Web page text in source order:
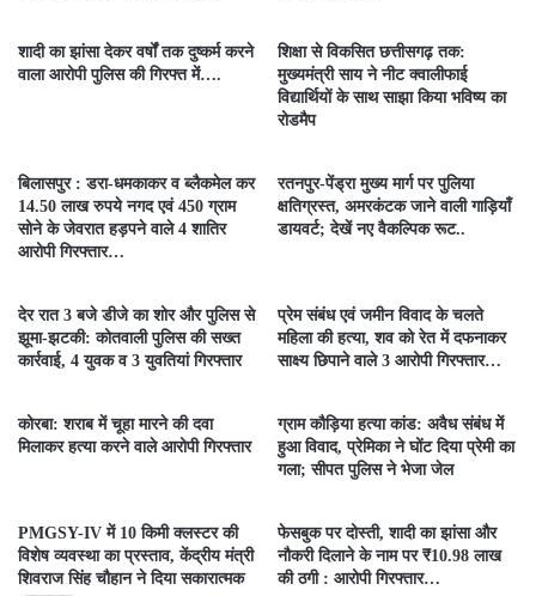
शादी का झांसा देकर वर्षों तक दुष्कर्म करने
वाला आरोपी पुलिस की गिरफ्त में….
शिक्षा से विकसित छत्तीसगढ़ तक:
मुख्यमंत्री साय ने नीट क्वालीफाई
विद्यार्थियों के साथ साझा किया भविष्य का
रोडमैप
बिलासपुर : डरा-धमकाकर व ब्लैकमेल कर
14.50 लाख रुपये नगद एवं 450 ग्राम
सोने के जेवरात हड़पने वाले 4 शातिर
आरोपी गिरफ्तार…
रतनपुर-पेंड्रा मुख्य मार्ग पर पुलिया
क्षतिग्रस्त, अमरकंटक जाने वाली गाड़ियाँ
डायवर्ट; देखें नए वैकल्पिक रूट..
देर रात 3 बजे डीजे का शोर और पुलिस से
झूमा-झटकी: कोतवाली पुलिस की सख्त
कार्रवाई, 4 युवक व 3 युवतियां गिरफ्तार
प्रेम संबंध एवं जमीन विवाद के चलते
महिला की हत्या, शव को रेत में दफनाकर
साक्ष्य छिपाने वाले 3 आरोपी गिरफ्तार…
कोरबा: शराब में चूहा मारने की दवा
मिलाकर हत्या करने वाले आरोपी गिरफ्तार
ग्राम कौड़िया हत्या कांड: अवैध संबंध में
हुआ विवाद, प्रेमिका ने घोंट दिया प्रेमी का
गला; सीपत पुलिस ने भेजा जेल
PMGSY-IV में 10 किमी क्लस्टर की
विशेष व्यवस्था का प्रस्ताव, केंद्रीय मंत्री
शिवराज सिंह चौहान ने दिया सकारात्मक
फेसबुक पर दोस्ती, शादी का झांसा और
नौकरी दिलाने के नाम पर ₹10.98 लाख
की ठगी : आरोपी गिरफ्तार…